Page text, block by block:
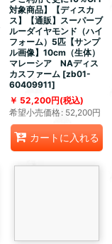
対象商品】【ディスカ
ス】【通販】スーパーブ
ルーダイヤモンド（ハイ
フォーム）5匹【サンプ
ル画像】10cm（生体）
マレーシア NAディス
カスファーム [zb01-
60409911]
52,200円(税込)
希望小売価格: 52,200円
カートに入れる